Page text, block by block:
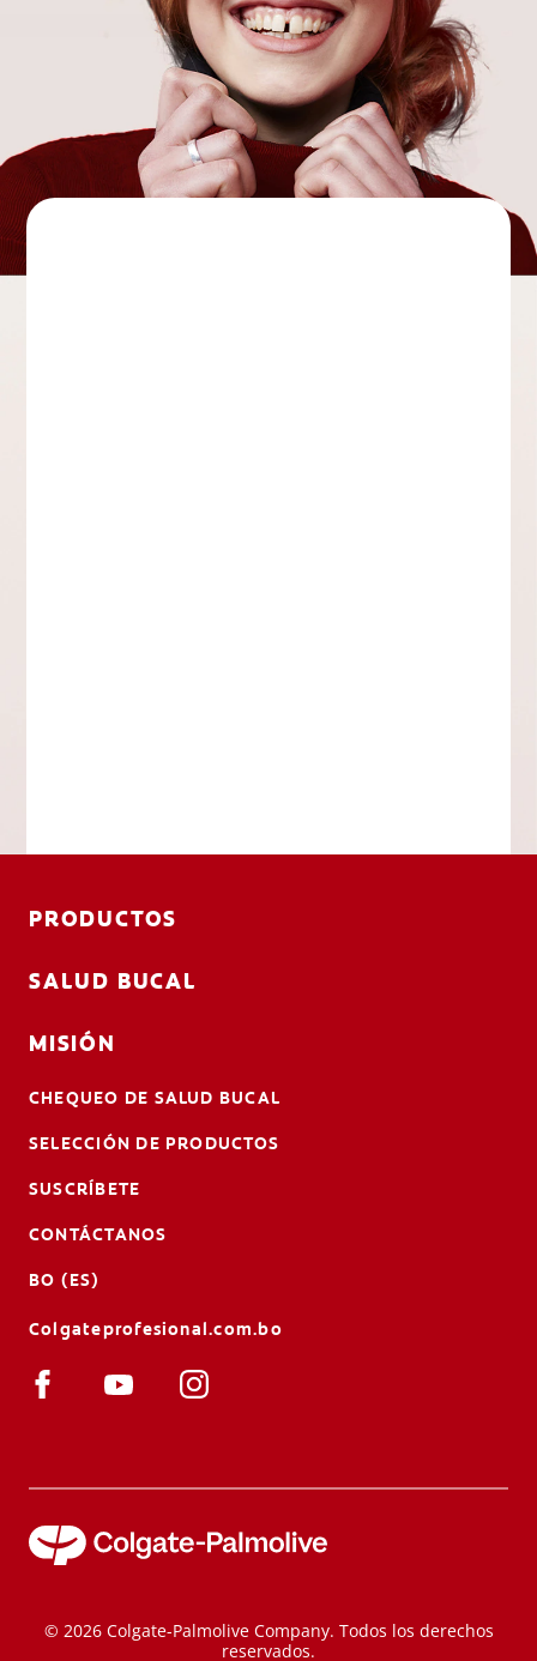
PRODUCTOS
SALUD BUCAL
MISIÓN
CHEQUEO DE SALUD BUCAL
SELECCIÓN DE PRODUCTOS
SUSCRÍBETE
CONTÁCTANOS
BO (ES)
Colgateprofesional.com.bo
© 2026 Colgate-Palmolive Company. Todos los derechos
reservados.